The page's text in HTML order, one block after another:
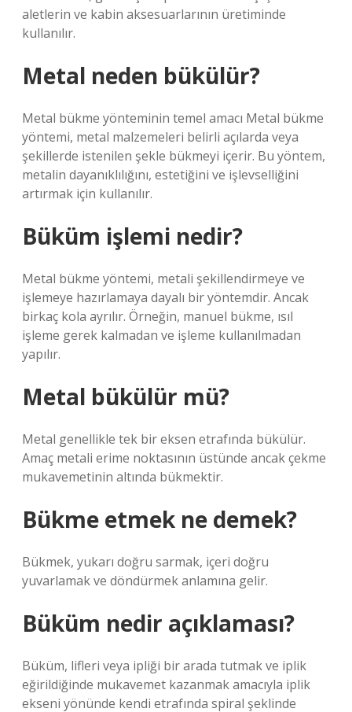
aletlerin ve kabin aksesuarlarının üretiminde
kullanılır.
Metal neden bükülür?
Metal bükme yönteminin temel amacı Metal bükme
yöntemi, metal malzemeleri belirli açılarda veya
şekillerde istenilen şekle bükmeyi içerir. Bu yöntem,
metalin dayanıklılığını, estetiğini ve işlevselliğini
artırmak için kullanılır.
Büküm işlemi nedir?
Metal bükme yöntemi, metali şekillendirmeye ve
işlemeye hazırlamaya dayalı bir yöntemdir. Ancak
birkaç kola ayrılır. Örneğin, manuel bükme, ısıl
işleme gerek kalmadan ve işleme kullanılmadan
yapılır.
Metal bükülür mü?
Metal genellikle tek bir eksen etrafında bükülür.
Amaç metali erime noktasının üstünde ancak çekme
mukavemetinin altında bükmektir.
Bükme etmek ne demek?
Bükmek, yukarı doğru sarmak, içeri doğru
yuvarlamak ve döndürmek anlamına gelir.
Büküm nedir açıklaması?
Büküm, lifleri veya ipliği bir arada tutmak ve iplik
eğirildiğinde mukavemet kazanmak amacıyla iplik
ekseni yönünde kendi etrafında spiral şeklinde